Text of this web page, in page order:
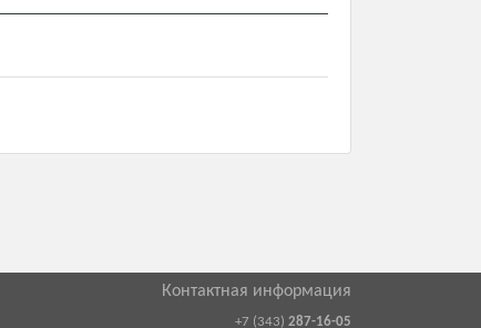
Контактная информация
+7 (343) 287-16-05